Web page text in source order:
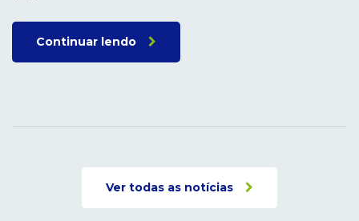
Continuar lendo
Ver todas as notícias